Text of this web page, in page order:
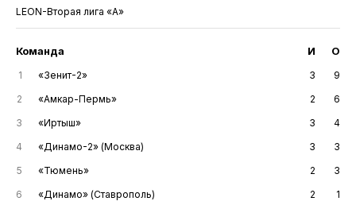
LEON-Вторая лига «А»
Команда И О
1 «Зенит-2» 3
9
2
«Амкар-Пермь» 2
6
3
«Иртыш» 3
4
4
«Динамо-2» (Москва) 3
3
5
«Тюмень» 2
3
6
«Динамо» (Ставрополь) 2
1